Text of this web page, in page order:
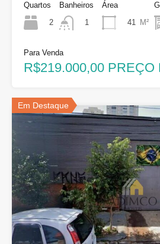
Quartos
2
Banheiros
1
Área
41 M²
Para Venda
R$219.000,00 PREÇO
Em Destaque